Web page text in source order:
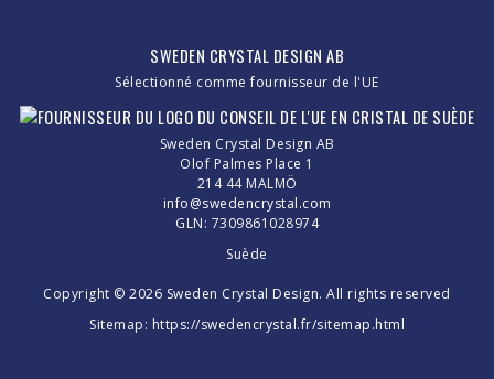
SWEDEN CRYSTAL DESIGN AB
Sélectionné comme fournisseur de l'UE
Sweden Crystal Design AB
Olof Palmes Place 1
214 44 MALMÖ
info@swedencrystal.com
GLN: 7309861028974
Suède
Copyright © 2026 Sweden Crystal Design. All rights reserved
Sitemap: https://swedencrystal.fr/sitemap.html